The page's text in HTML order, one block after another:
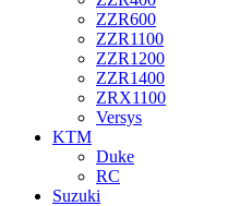
ZZR600
ZZR1100
ZZR1200
ZZR1400
ZRX1100
Versys
KTM
Duke
RC
Suzuki